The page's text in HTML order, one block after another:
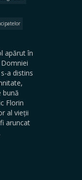
apărut în
a distins
bună
Florin
al vieții
aruncat